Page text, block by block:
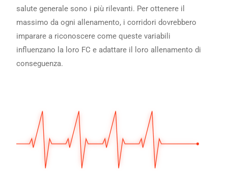
salute generale sono i più rilevanti. Per ottenere il
massimo da ogni allenamento, i corridori dovrebbero
imparare a riconoscere come queste variabili
influenzano la loro FC e adattare il loro allenamento di
conseguenza.